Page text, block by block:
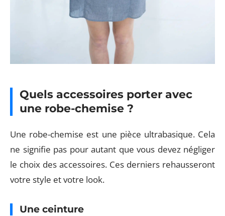
Quels accessoires porter avec
une robe-chemise ?
Une robe-chemise est une pièce ultrabasique. Cela
ne signifie pas pour autant que vous devez négliger
le choix des accessoires. Ces derniers rehausseront
votre style et votre look.
Une ceinture